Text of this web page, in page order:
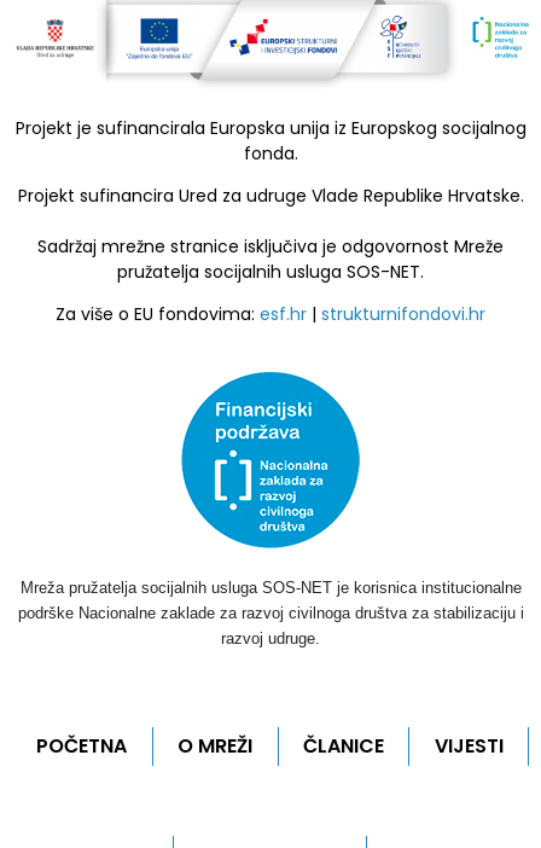
Projekt je sufinancirala Europska unija iz Europskog socijalnog
fonda.
Projekt sufinancira Ured za udruge Vlade Republike Hrvatske.
Sadržaj mrežne stranice isključiva je odgovornost Mreže
pružatelja socijalnih usluga SOS-NET.
Za više o EU fondovima: esf.hr | strukturnifondovi.hr
Mreža pružatelja socijalnih usluga SOS-NET je korisnica institucionalne
podrške Nacionalne zaklade za razvoj civilnoga društva za stabilizaciju i
razvoj udruge.
POČETNA O MREŽI ČLANICE VIJESTI